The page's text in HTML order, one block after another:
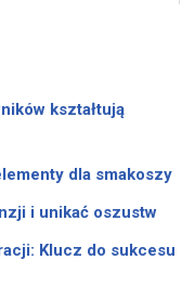
kształtują
dla smakoszy
i unikać oszustw
Klucz do sukcesu